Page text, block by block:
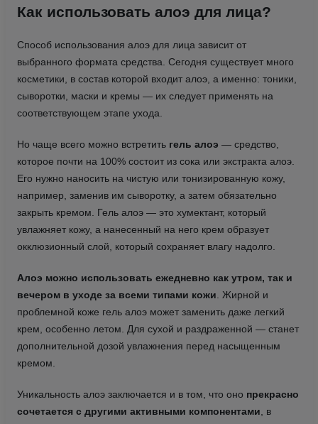
Как использовать алоэ для лица?
Способ использования алоэ для лица зависит от
выбранного формата средства. Сегодня существует много
косметики, в состав которой входит алоэ, а именно: тоники,
сыворотки, маски и кремы — их следует применять на
соответствующем этапе ухода.
Но чаще всего можно встретить гель алоэ — средство,
которое почти на 100% состоит из сока или экстракта алоэ.
Его нужно наносить на чистую или тонизированную кожу,
например, заменив им сыворотку, а затем обязательно
закрыть кремом. Гель алоэ — это хумектант, который
увлажняет кожу, а нанесенный на него крем образует
окклюзионный слой, который сохраняет влагу надолго.
Алоэ можно использовать ежедневно как утром, так и
вечером в уходе за всеми типами кожи . Жирной и
проблемной коже гель алоэ может заменить даже легкий
крем, особенно летом. Для сухой и раздраженной — станет
дополнительной дозой увлажнения перед насыщенным
кремом.
Уникальность алоэ заключается и в том, что оно прекрасно
сочетается с другими активными компонентами , в